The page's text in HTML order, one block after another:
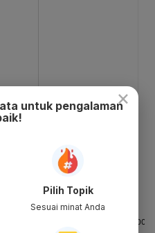
×
untuk pengalaman
Pilih Topik
Sesuai minat Anda